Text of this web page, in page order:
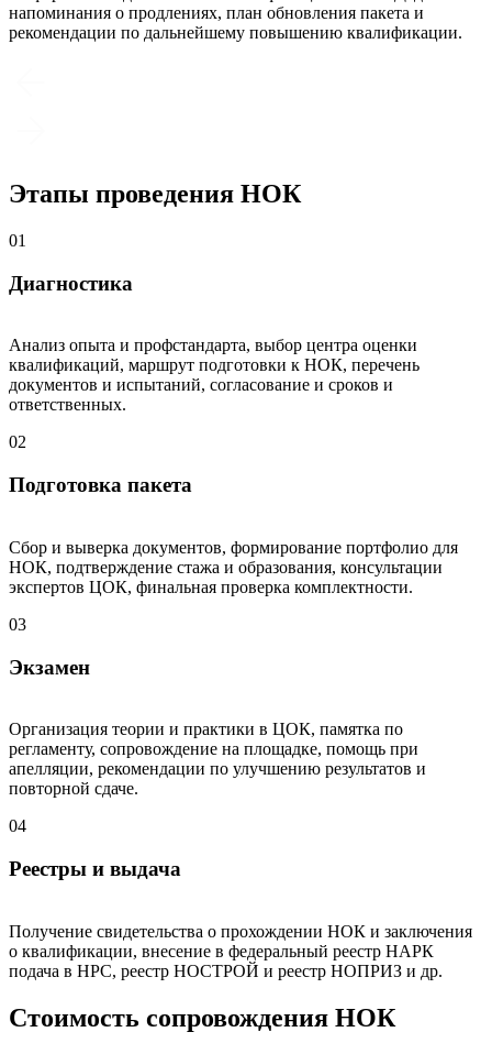
напоминания о продлениях, план обновления пакета и
рекомендации по дальнейшему повышению квалификации.
Этапы проведения НОК
01
Диагностика
Анализ опыта и профстандарта, выбор центра оценки
квалификаций, маршрут подготовки к НОК, перечень
документов и испытаний, согласование и сроков и
ответственных.
02
Подготовка пакета
Сбор и выверка документов, формирование портфолио для
НОК, подтверждение стажа и образования, консультации
экспертов ЦОК, финальная проверка комплектности.
03
Экзамен
Организация теории и практики в ЦОК, памятка по
регламенту, сопровождение на площадке, помощь при
апелляции, рекомендации по улучшению результатов и
повторной сдаче.
04
Реестры и выдача
Получение свидетельства о прохождении НОК и заключения
о квалификации, внесение в федеральный реестр НАРК
подача в НРС, реестр НОСТРОЙ и реестр НОПРИЗ и др.
Стоимость сопровождения НОК